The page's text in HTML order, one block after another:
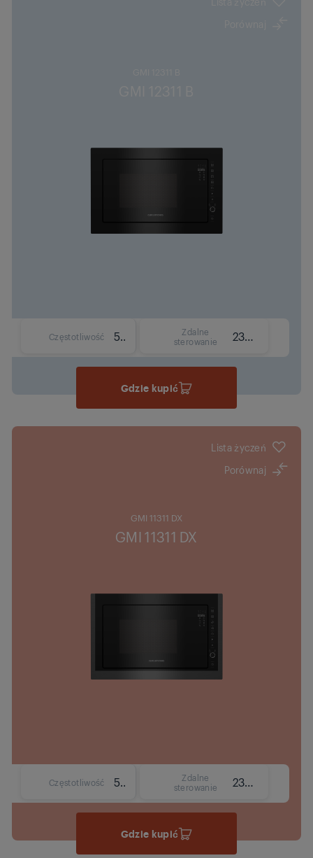
Częstotliwość 50 Hz
Zdalne
sterowanie
230 V
Gdzie kupić
Lista życzeń
Porównaj
GMI 11311 DX
GMI 11311 DX
Częstotliwość 50 Hz
Zdalne
sterowanie
230 V
Gdzie kupić